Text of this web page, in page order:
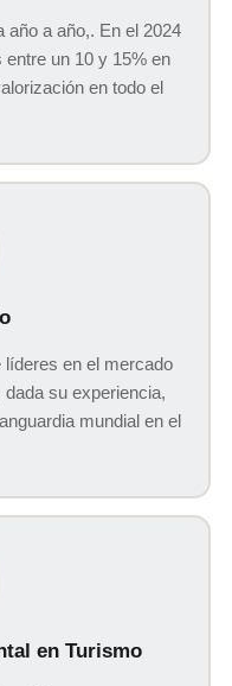
año a año,. En el 2024
un 10 y 15% en
en todo el
en el mercado
su experiencia,
mundial en el
en Turismo